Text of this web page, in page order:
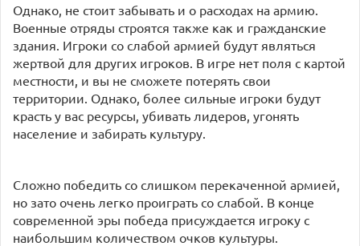
Однако, не стоит забывать и о расходах на армию.
Военные отряды строятся также как и гражданские
здания. Игроки со слабой армией будут являться
жертвой для других игроков. В игре нет поля с картой
местности, и вы не сможете потерять свои
территории. Однако, более сильные игроки будут
красть у вас ресурсы, убивать лидеров, угонять
население и забирать культуру.
Сложно победить со слишком перекаченной армией,
но зато очень легко проиграть со слабой. В конце
современной эры победа присуждается игроку с
наибольшим количеством очков культуры.